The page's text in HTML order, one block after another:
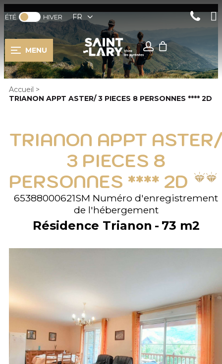
ÉTÉ HIVER FR
MENU
Accueil >
TRIANON APPT ASTER/ 3 PIECES 8 PERSONNES **** 2D
TRIANON APPT
3 PIECES 8
PERSONNES **** 2D
65388000621SM Numéro d'enregistrement
de l'hébergement
Résidence Trianon 73 m2